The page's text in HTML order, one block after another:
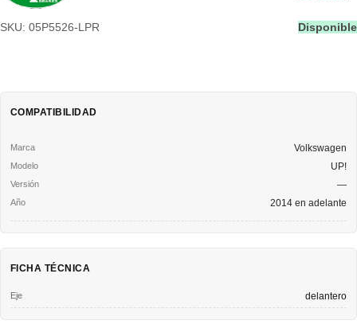
SKU: 05P5526-LPR Disponible
COMPATIBILIDAD
Volkswagen
UP!
—
2014 en adelante
FICHA TÉCNICA
Eje delantero